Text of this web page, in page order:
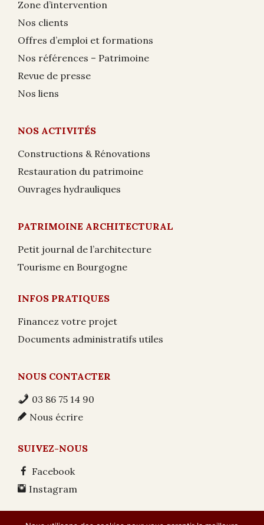
Zone d’intervention
Nos clients
Offres d’emploi et formations
Nos références – Patrimoine
Revue de presse
Nos liens
NOS ACTIVITÉS
Constructions & Rénovations
Restauration du patrimoine
Ouvrages hydrauliques
PATRIMOINE ARCHITECTURAL
Petit journal de l’architecture
Tourisme en Bourgogne
INFOS PRATIQUES
Financez votre projet
Documents administratifs utiles
NOUS CONTACTER
03 86 75 14 90
Nous écrire
SUIVEZ-NOUS
Facebook
Instagram